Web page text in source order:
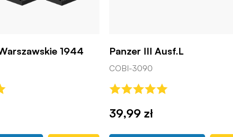
1944 Panzer III Ausf.L
COBI-3090
39,99 zł